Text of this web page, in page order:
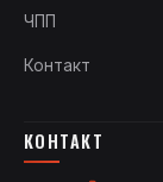
ЧПП
Контакт
КОНТАКТ